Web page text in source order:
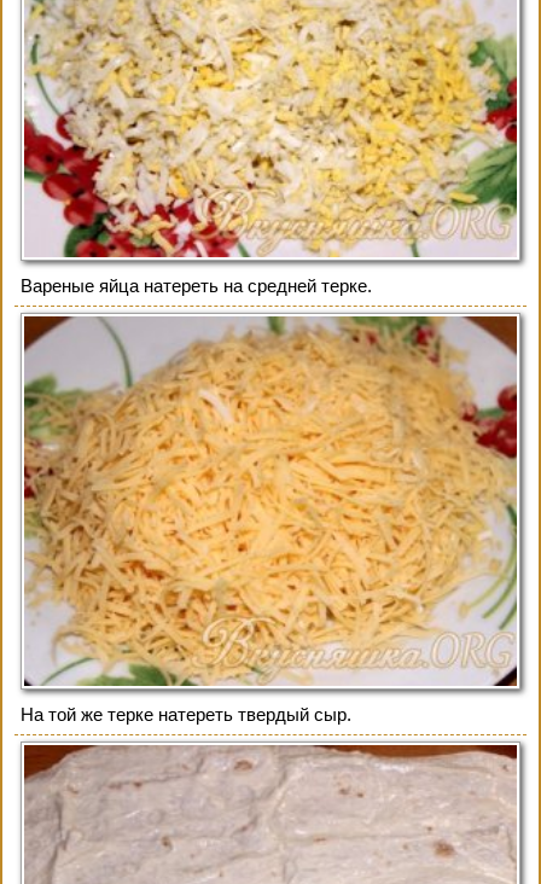
Вареные яйца натереть на средней терке.
На той же терке натереть твердый сыр.